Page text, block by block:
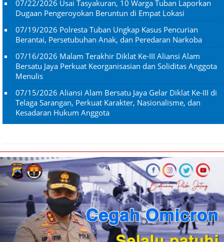
07/22/2026 Usai Tasyakuran, 10 Warga Tuban Laporkan
Dugaan Pengeroyokan Beruntun di Empat Lokasi
07/19/2026 Polresta Tuban Ungkap Kasus Pencurian
Berantai, Persetubuhan Anak, dan Peredaran Narkoba
07/16/2026 Malam Terakhir Diklat Ke-III Aliansi Alam
Bersatu Jaya Perkuat Keorganisasian dan Soliditas Anggota
Menulis
07/15/2026 Aliansi Alam Bersatu Jaya Gelar Diklat Ke-III di
Telaga Sarangan, Perkuat Karakter, Nasionalisme, dan
Kesadaran Hukum Anggota